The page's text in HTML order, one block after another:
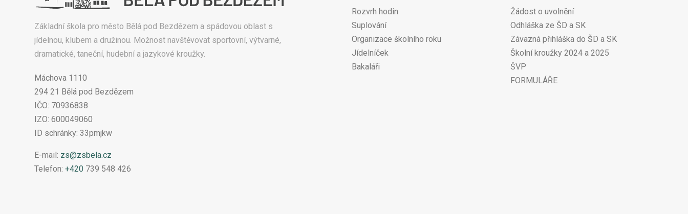
Základní škola pro město Bělá pod Bezdězem a spádovou oblast s
jídelnou, klubem a družinou. Možnost navštěvovat sportovní, výtvarné,
dramatické, taneční, hudební a jazykové kroužky.
Máchova 1110
294 21 Bělá pod Bezdězem
IČO: 70936838
IZO: 600049060
ID schránky: 33pmjkw
E-mail: zs@zsbela.cz
Telefon: +420 739 548 426
Rozvrh hodin
Suplování
Organizace školního roku
Jídelníček
Bakaláři
Žádost o uvolnění
Odhláška ze ŠD a SK
Závazná přihláška do ŠD a SK
Školní kroužky 2024 a 2025
ŠVP
FORMULÁŘE